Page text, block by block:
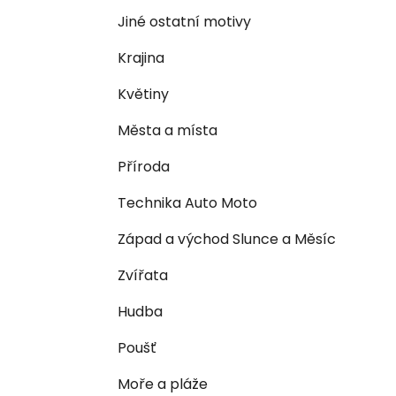
Jiné ostatní motivy
Krajina
Květiny
Města a místa
Příroda
Technika Auto Moto
Západ a východ Slunce a Měsíc
Zvířata
Hudba
Poušť
Moře a pláže